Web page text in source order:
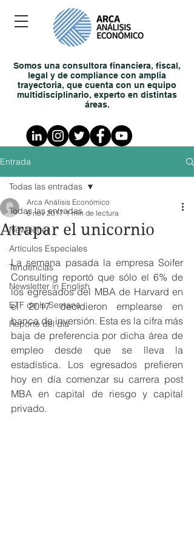
Somos una consultora financiera, fiscal,
legal y de compliance con amplia
trayectoria, que cuenta con un equipo
multidisciplinario, experto en distintas
áreas.
Entrada
Todas las entradas
Newsletter
Artículos Especiales
Tendencias
Newsletter in English
ETF de la Semana
Reporte del día
Todas las entradas
Atrapar el unicornio
Arca Análisis Económico
6 nov 2017 1 min de lectura
La semana pasada la empresa Soifer
Consulting reportó que sólo el 6% de
los egresados del MBA de Harvard en
el 2017 decidieron emplearse en
banca de inversión. Esta es la cifra más
baja de preferencia por dicha área de
empleo desde que se lleva la
estadística. Los egresados prefieren
hoy en día comenzar su carrera post
MBA en capital de riesgo y capital
privado.